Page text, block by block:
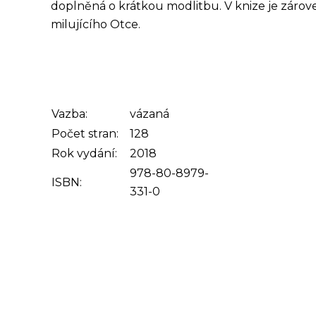
doplněná o krátkou modlitbu. V knize je
milujícího Otce.
Vazba:
vázaná
Počet stran:
128
Rok vydání:
2018
ISBN:
978-80-8979-
331-0